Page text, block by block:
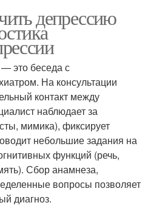
депрессию
это беседа с
На консультации
контакт между
наблюдает за
мимика), фиксирует
небольшие задания на
функций (речь,
Сбор анамнеза,
вопросы позволяет
диагноз.